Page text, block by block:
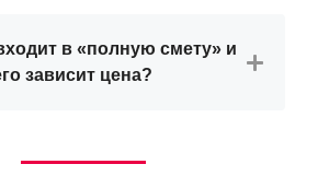
в «полную смету» и
зависит цена?